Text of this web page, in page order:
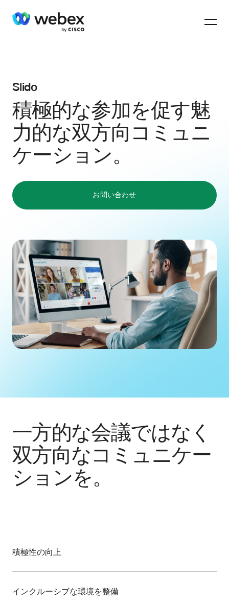
Slido
積極的な参加を促す魅
力的な双方向コミュニ
ケーション。
お問い合わせ
一方的な会議ではなく
双方向なコミュニケー
ションを。
積極性の向上
参加者と対話し、全員が集中して会議に参加してい
インクルーシブな環境を整備